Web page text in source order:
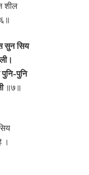
शील
सुन सिय
पुनि
॥७॥
।